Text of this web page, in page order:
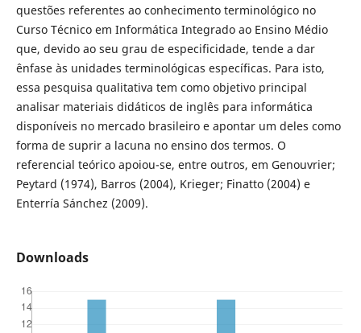
questões referentes ao conhecimento terminológico no
Curso Técnico em Informática Integrado ao Ensino Médio
que, devido ao seu grau de especificidade, tende a dar
ênfase às unidades terminológicas específicas. Para isto,
essa pesquisa qualitativa tem como objetivo principal
analisar materiais didáticos de inglês para informática
disponíveis no mercado brasileiro e apontar um deles como
forma de suprir a lacuna no ensino dos termos. O
referencial teórico apoiou-se, entre outros, em Genouvrier;
Peytard (1974), Barros (2004), Krieger; Finatto (2004) e
Enterría Sánchez (2009).
Downloads